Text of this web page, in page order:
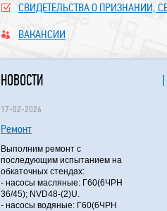
СВИДЕТЕЛЬСТВА О ПРИЗНАНИИ,
ВАКАНСИИ
НОВОСТИ
17-02-2026
Ремонт
Выполним ремонт с
последующим испытанием на
обкаточных стендах:
- насосы масляные: Г60(6ЧРН
36/45); NVD48-(2)U.
- насосы водяные: Г60(6ЧРН